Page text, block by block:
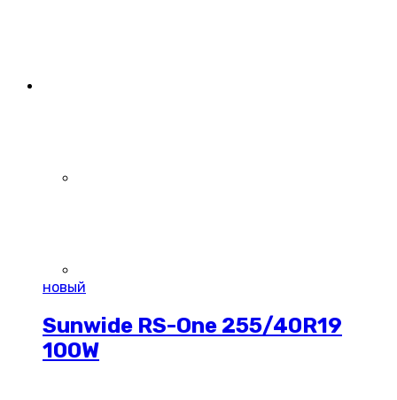
новый
Sunwide RS-One 255/40R19
100W